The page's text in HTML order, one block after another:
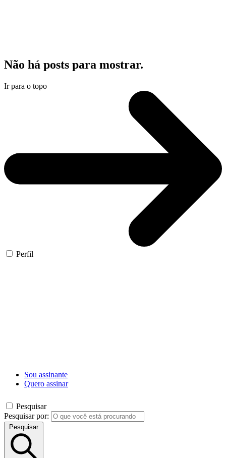
Não há posts para mostrar.
Ir para o topo
Perfil
Sou assinante
Quero assinar
Pesquisar
Pesquisar por:
Pesquisar